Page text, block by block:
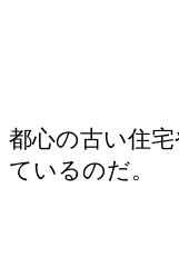
都心の古い住
ているのだ。